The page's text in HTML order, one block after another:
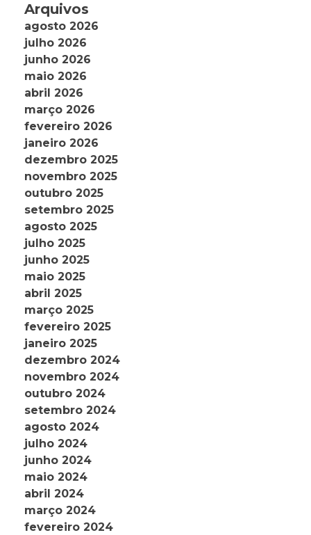
Arquivos
agosto 2026
julho 2026
junho 2026
maio 2026
abril 2026
março 2026
fevereiro 2026
janeiro 2026
dezembro 2025
novembro 2025
outubro 2025
setembro 2025
agosto 2025
julho 2025
junho 2025
maio 2025
abril 2025
março 2025
fevereiro 2025
janeiro 2025
dezembro 2024
novembro 2024
outubro 2024
setembro 2024
agosto 2024
julho 2024
junho 2024
maio 2024
abril 2024
março 2024
fevereiro 2024